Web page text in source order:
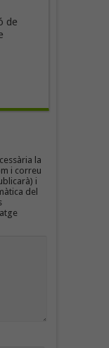
de
la
i correu
i
del